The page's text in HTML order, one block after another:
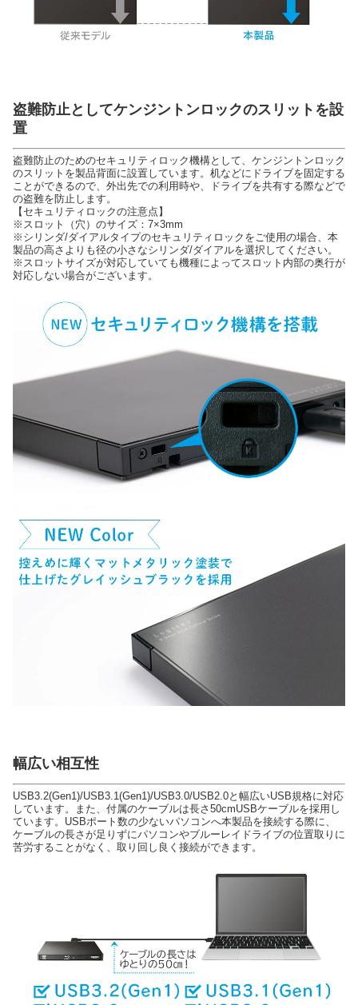
盗難防止としてケンジントンロックのスリットを設
置
盗難防止のためのセキュリティロック機構として、ケンジントンロック
のスリットを製品背面に設置しています。机などにドライブを固定する
ことができるので、外出先での利用時や、ドライブを共有する際などで
の盗難を防止します。
【セキュリティロックの注意点】
※スロット（穴）のサイズ：7×3mm
※シリンダ/ダイアルタイプのセキュリティロックをご使用の場合、本
製品の高さよりも径の小さなシリンダ/ダイアルを選択してください。
※スロットサイズが対応していても機種によってスロット内部の奥行が
対応しない場合がございます。
幅広い相互性
USB3.2(Gen1)/USB3.1(Gen1)/USB3.0/USB2.0と幅広いUSB規格に対応
しています。また、付属のケーブルは長さ50cmUSBケーブルを採用し
ています。USBポート数の少ないパソコンへ本製品を接続する際に、
ケーブルの長さが足りずにパソコンやブルーレイドライブの位置取りに
苦労することがなく、取り回し良く接続ができます。